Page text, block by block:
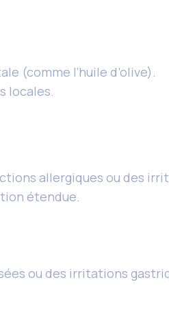
(comme l’huile d’olive).
locales.
allergiques ou des
étendue.
ou des irritations